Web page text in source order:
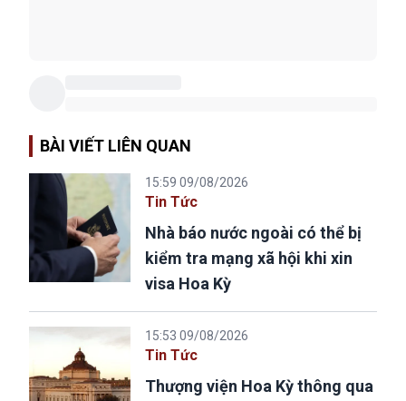
BÀI VIẾT LIÊN QUAN
15:59 09/08/2026
Tin Tức
Nhà báo nước ngoài có thể bị
kiểm tra mạng xã hội khi xin
visa Hoa Kỳ
15:53 09/08/2026
Tin Tức
Thượng viện Hoa Kỳ thông qua